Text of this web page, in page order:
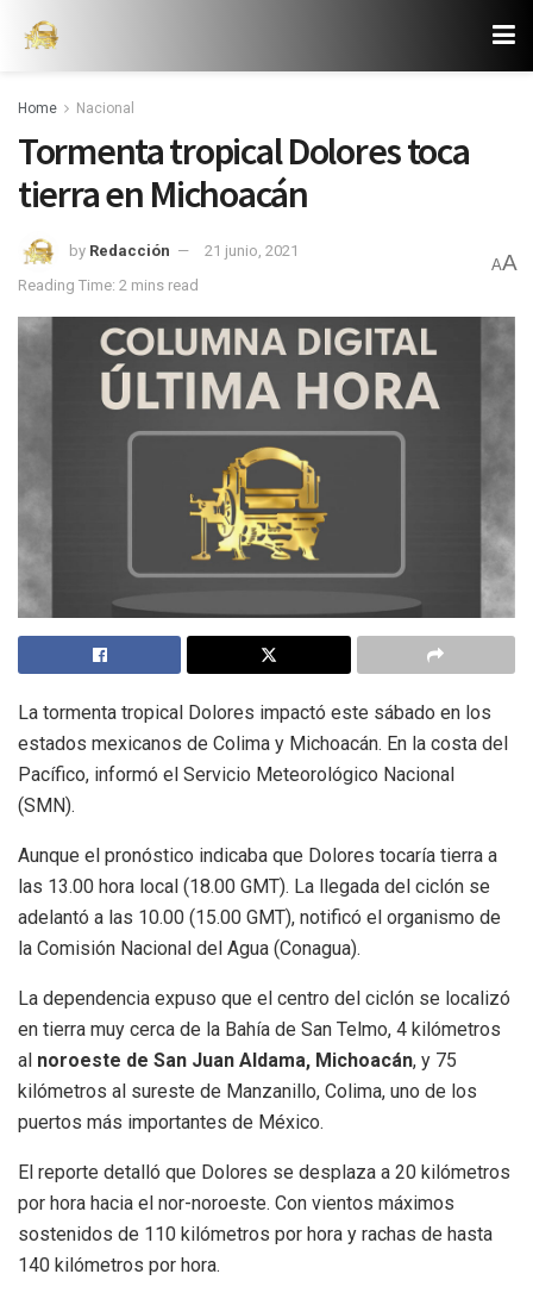
Home Nacional
Tormenta tropical Dolores toca
tierra en Michoacán
by Redacción
21 junio, 2021
Reading Time: 2 mins read
AA
La tormenta tropical Dolores impactó este sábado en los
estados mexicanos de Colima y Michoacán. En la costa del
Pacífico, informó el Servicio Meteorológico Nacional
(SMN).
Aunque el pronóstico indicaba que Dolores tocaría tierra a
las 13.00 hora local (18.00 GMT). La llegada del ciclón se
adelantó a las 10.00 (15.00 GMT), notificó el organismo de
la Comisión Nacional del Agua (Conagua).
La dependencia expuso que el centro del ciclón se localizó
en tierra muy cerca de la Bahía de San Telmo, 4 kilómetros
al noroeste de San Juan Aldama, Michoacán, y 75
kilómetros al sureste de Manzanillo, Colima, uno de los
puertos más importantes de México.
El reporte detalló que Dolores se desplaza a 20 kilómetros
por hora hacia el nor-noroeste. Con vientos máximos
sostenidos de 110 kilómetros por hora y rachas de hasta
140 kilómetros por hora.